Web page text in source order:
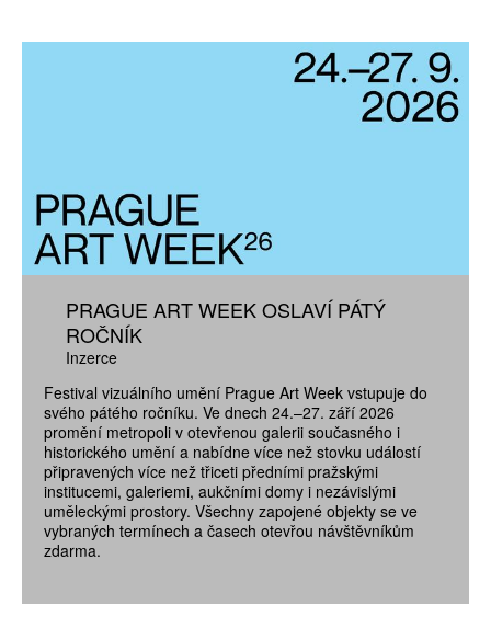
PRAGUE ART WEEK OSLAVÍ PÁTÝ
ROČNÍK
Inzerce
Festival vizuálního umění Prague Art Week vstupuje do
svého pátého ročníku. Ve dnech 24.–27. září 2026
promění metropoli v otevřenou galerii současného i
historického umění a nabídne více než stovku událostí
připravených více než třiceti předními pražskými
institucemi, galeriemi, aukčními domy i nezávislými
uměleckými prostory. Všechny zapojené objekty se ve
vybraných termínech a časech otevřou návštěvníkům
zdarma.